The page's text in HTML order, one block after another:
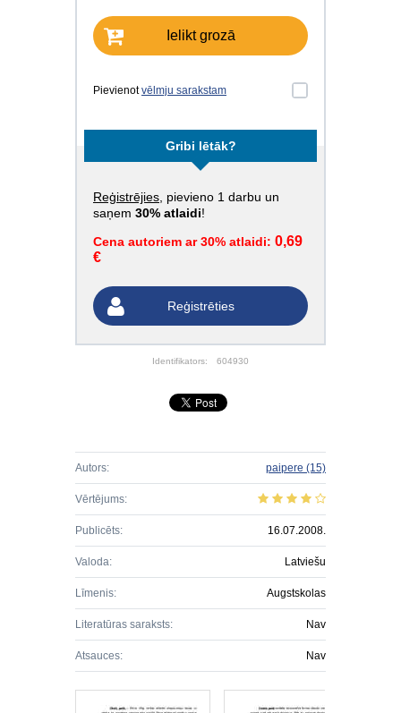
Ielikt grozā
Pievienotvēlmju sarakstam
Gribi lētāk?
Reģistrējies , pievieno 1 darbu un
saņem 30% atlaidi!
Cena autoriem ar 30% atlaidi: 0,69
€
Reģistrēties
Identifikators: 604930
Autors: paipere (15)
Vērtējums:
Publicēts: 16.07.2008.
Valoda: Latviešu
Līmenis: Augstskolas
Literatūras saraksts: Nav
Atsauces: Nav